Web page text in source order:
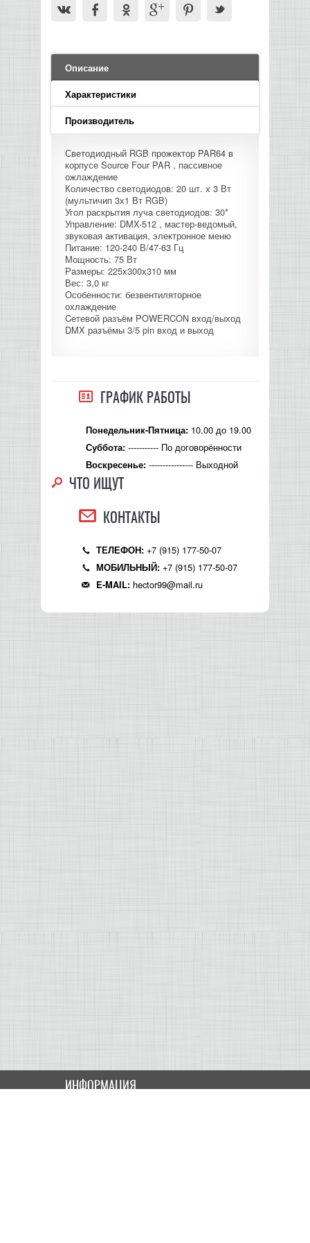
УСИЛИТЕЛИ
МИКШЕРЫ ЦИФРОВЫЕ
ЛИНЕЙНЫЕ МАССИВЫ
САБВУФЕРЫ ПАССИВНЫЕ
СЦЕНИЧЕСКИЕ МОНИТОРЫ
CD|DVD|FLASH|USB ПЛЕЕРЫ,
РЕКОРДЕРЫ
САБВУФЕРЫ АКТИВНЫЕ
КОМПЛЕКТУЮЩИЕ ДЛЯ
АКУСТИЧЕСКИХ СИСТЕМ
КОНТРОЛЛЕРЫ АС И КРОССОВЕРЫ
LED PAR
БАСОВЫЕ УСИЛИТЕЛИ И КАБИНЕТЫ
ГИТАРНЫЕ ПРИНАДЛЕЖНОСТИ
СЕМПЛЕРЫ И ГРУВБОКСЫ
СТОЙКИ ДЛЯ КЛАВИШНЫХ
ПРЕАМПЫ И МИКРОФОННЫЕ
ПРОГРАММНОЕ ОБЕСПЕЧЕНИЕ
ФЛЕЙТЫ
ПРОИГРЫВАТЕЛИ ВИНИЛА
ВИДЕО РЕКОРДЕРЫ
ВИДЕО КОНВЕРТЕРЫ
АКУСТИЧЕСКИЕ
ГРОМКОГОВОРИТЕЛИ
АНОНСЫ НОВИНОК
ИНФОРМАЦИЯ
О МАГАЗИНЕ
КАК КУПИТЬ
ДОСТАВКА
ОПЛАТА
КОНТАКТЫ
Описание
Характеристики
Производитель
Светодиодный RGB прожектор PAR64 в
корпусе Source Four PAR , пассивное
ожлаждение
Количество светодиодов: 20 шт. х 3 Вт
(мультичип 3х1 Вт RGB)
Угол раскрытия луча светодиодов: 30*
Управление: DMX-512 , мастер-ведомый,
звуковая активация, электронное меню
Питание: 120-240 В/47-63 Гц
Мощность: 75 Вт
Размеры: 225х300х310 мм
Вес: 3,0 кг
Особенности: безвентиляторное
охлаждение
Cетевой разъём POWERCON вход/выход
DMX разъёмы 3/5 pin вход и выход
ГРАФИК РАБОТЫ
Понедельник-Пятница: 10.00 до 19.00
Суббота: ----------- По договорённости
Воскресенье: ---------------- Выходной
ЧТО ИЩУТ
КОНТАКТЫ
ТЕЛЕФОН: +7 (915) 177-50-07
МОБИЛЬНЫЙ: +7 (915) 177-50-07
E-MAIL: hector99@mail.ru
ИНФОРМАЦИЯ